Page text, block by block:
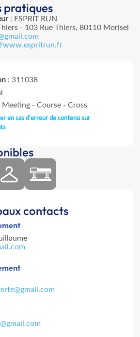
pratiques
: ESPRIT RUN
- 103 Rue Thiers, 80110 Morisel
www.espritrun.fr
: 311038
- Course - Cross
en cas d'erreur de contenu sur
contacts